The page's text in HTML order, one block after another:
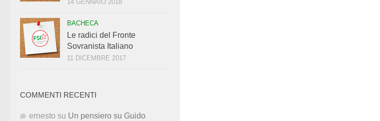
14 GENNAIO 2018
BACHECA
Le radici del Fronte
Sovranista Italiano
11 DICEMBRE 2017
COMMENTI RECENTI
ernesto su Un pensiero su Guido